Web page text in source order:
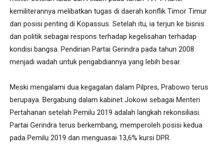
kemiliterannya melibatkan tugas di daerah konflik Timor Timur
dan posisi penting di Kopassus. Setelah itu, ia terjun ke bisnis
dan politik sebagai respons terhadap kegelisahan terhadap
kondisi bangsa. Pendirian Partai Gerindra pada tahun 2008
menjadi wadah untuk pengabdiannya yang lebih besar.
Meski mengalami dua kegagalan dalam Pilpres, Prabowo terus
berupaya. Bergabung dalam kabinet Jokowi sebagai Menteri
Pertahanan setelah Pemilu 2019 adalah langkah rekonsiliasi.
Partai Gerindra terus berkembang, memperoleh posisi kedua
pada Pemilu 2019 dan menguasai 13,6% kursi DPR.